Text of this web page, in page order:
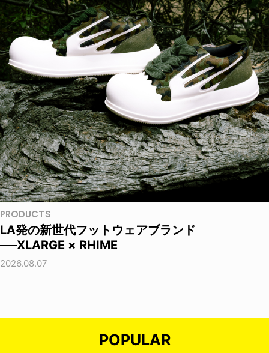
PRODUCTS
LA発の新世代フットウェアブランド
──XLARGE × RHIME
2026.08.07
POPULAR